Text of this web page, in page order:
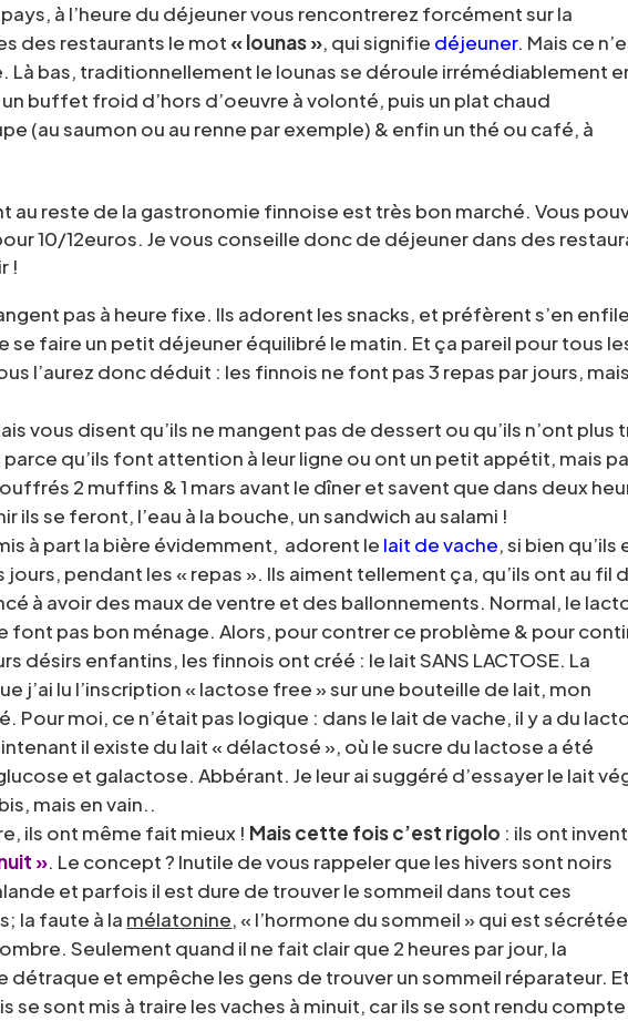
à l’heure du déjeuner vous rencontrerez forcément sur la
des restaurants le mot « lounas », qui signifie déjeuner. Mais ce
Là bas, traditionnellement le lounas se déroule irrémédiablement
buffet froid d’hors d’oeuvre à volonté, puis un plat chaud
(au saumon ou au renne par exemple) & enfin un thé ou café, à
au reste de la gastronomie finnoise est très bon marché. Vous
10/12euros. Je vous conseille donc de déjeuner dans des
!
pas à heure fixe. Ils adorent les snacks, et préfèrent s’en
se faire un petit déjeuner équilibré le matin. Et ça pareil pour tous
l’aurez donc déduit : les finnois ne font pas 3 repas par jours, mais
vous disent qu’ils ne mangent pas de dessert ou qu’ils n’ont plus
parce qu’ils font attention à leur ligne ou ont un petit appétit, mais
2 muffins & 1 mars avant le dîner et savent que dans deux
ils se feront, l’eau à la bouche, un sandwich au salami !
à part la bière évidemment, adorent le lait de vache, si bien qu’ils
pendant les « repas ». Ils aiment tellement ça, qu’ils ont au fil
à avoir des maux de ventre et des ballonnements. Normal, le
font pas bon ménage. Alors, pour contrer ce problème & pour
désirs enfantins, les finnois ont créé : le lait SANS LACTOSE. La
j’ai lu l’inscription « lactose free » sur une bouteille de lait, mon
Pour moi, ce n’était pas logique : dans le lait de vache, il y a du
il existe du lait « délactosé », où le sucre du lactose a été
et galactose. Abbérant. Je leur ai suggéré d’essayer le lait
mais en vain..
ils ont même fait mieux ! Mais cette fois c’est rigolo : ils ont
». Le concept ? Inutile de vous rappeler que les hivers sont noirs
et parfois il est dure de trouver le sommeil dans tout ces
la faute à la mélatonine, « l’hormone du sommeil » qui est sécrétée
Seulement quand il ne fait clair que 2 heures par jour, la
détraque et empêche les gens de trouver un sommeil réparateur. Et
se sont mis à traire les vaches à minuit, car ils se sont rendu compte